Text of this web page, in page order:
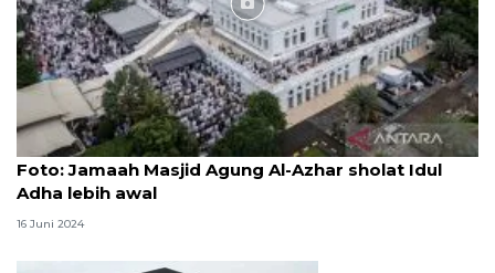
Foto
Foto: Jamaah Masjid Agung Al-Azhar sholat Idul
Adha lebih awal
16 Juni 2024